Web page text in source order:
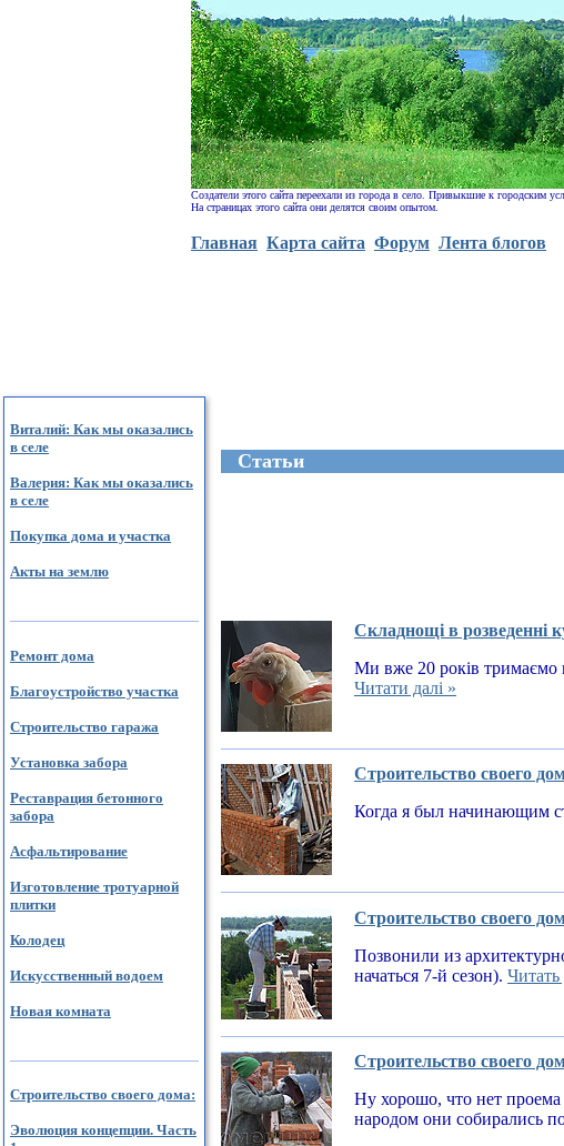
Создатели этого сайта переехали из города в село. Привыкшие к городским
На страницах этого сайта они делятся своим опытом.
Главная Карта сайта Форум Лента блогов
Виталий: Как мы оказались
в селе
Валерия: Как мы оказались
в селе
Покупка дома и участка
Акты на землю
Ремонт дома
Благоустройство участка
Строительство гаража
Установка забора
Реставрация бетонного
забора
Асфальтирование
Изготовление тротуарной
плитки
Колодец
Искусственный водоем
Новая комната
Строительство своего дома:
Эволюция концепции. Часть
Cтатьи
Складнощі в розведенні
Ми вже 20 років тримаємо
Читати далі »
Строительство своего
Когда я был начинающим
Строительство своего
Позвонили из
начаться 7-й сезон). Читать
Строительство своего
Ну хорошо, что нет проема
народом они собирались